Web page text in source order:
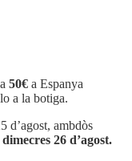
50€ a Espanya
a la botiga.
d’agost, ambdòs
26 d’agost.